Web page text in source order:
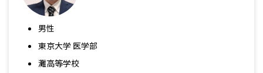
男性
東京大学 医学部
灘高等学校